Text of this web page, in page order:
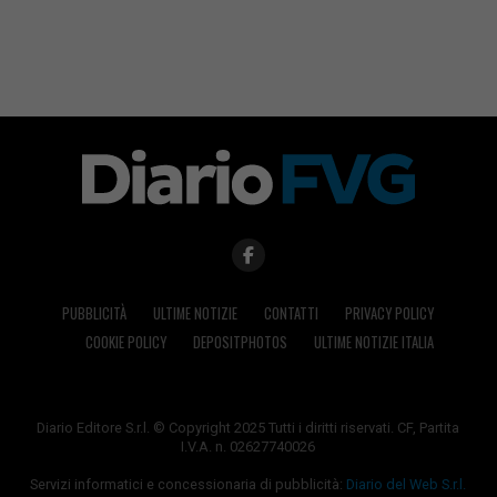
PUBBLICITÀ ULTIME NOTIZIE CONTATTI
PRIVACY POLICY
COOKIE POLICY
DEPOSITPHOTOS ULTIME NOTIZIE ITALIA
Diario Editore S.r.l. © Copyright 2025 Tutti i diritti riservati. CF, Partita
I.V.A. n. 02627740026
Servizi informatici e concessionaria di pubblicità: Diario del Web S.r.l.